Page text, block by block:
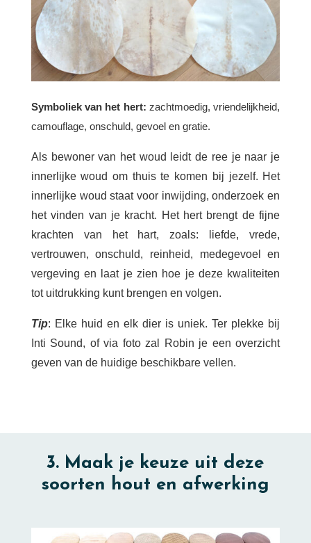
Symboliek van het hert: zachtmoedig, vriendelijkheid,
camouflage, onschuld, gevoel en gratie.
Als bewoner van het woud leidt de ree je naar je
innerlijke woud om thuis te komen bij jezelf. Het
innerlijke woud staat voor inwijding, onderzoek en
het vinden van je kracht. Het hert brengt de fijne
krachten van het hart, zoals: liefde, vrede,
vertrouwen, onschuld, reinheid, medegevoel en
vergeving en laat je zien hoe je deze kwaliteiten
tot uitdrukking kunt brengen en volgen.
Tip: Elke huid en elk dier is uniek. Ter plekke bij
Inti Sound, of via foto zal Robin je een overzicht
geven van de huidige beschikbare vellen.
3. Maak je keuze uit deze
soorten hout en afwerking